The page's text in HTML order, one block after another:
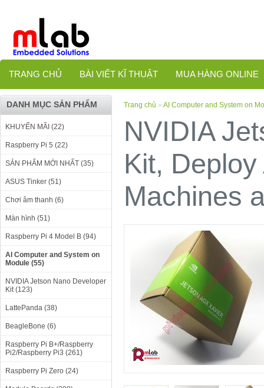
TRANG CHỦ BÀI VIẾT KĨ THUẬT MUA HÀNG ONLINE
DANH MỤC SẢN PHẨM
KHUYẾN MÃI (22)
Raspberry Pi 5 (22)
SẢN PHẨM MỚI NHẤT (35)
ASUS Tinker (51)
Chơi âm thanh (6)
Màn hình (51)
Raspberry Pi 4 Model B (94)
AI Computer and System on
Module (55)
NVIDIA Jetson Nano Developer
Kit (123)
LattePanda (38)
BeagleBone (6)
Raspberry Pi B+/Raspberry
Pi2/Raspberry Pi3 (261)
Raspberry Pi Zero (24)
Trang chủ » AI Computer and System on
NVIDIA
Kit,
Machines